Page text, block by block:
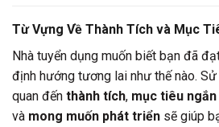
Từ Vựng Về Thành Tích và Mục
Nhà tuyển dụng muốn biết bạn đã
định hướng tương lai như thế nào.
quan đến thành tích, mục tiêu ngắn
và mong muốn phát triển sẽ giúp